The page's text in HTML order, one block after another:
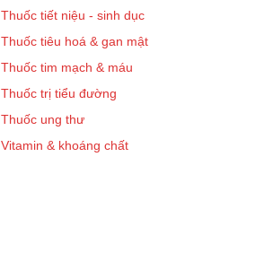
Thuốc tiết niệu - sinh dục
Thuốc tiêu hoá & gan mật
Thuốc tim mạch & máu
Thuốc trị tiểu đường
Thuốc ung thư
Vitamin & khoáng chất